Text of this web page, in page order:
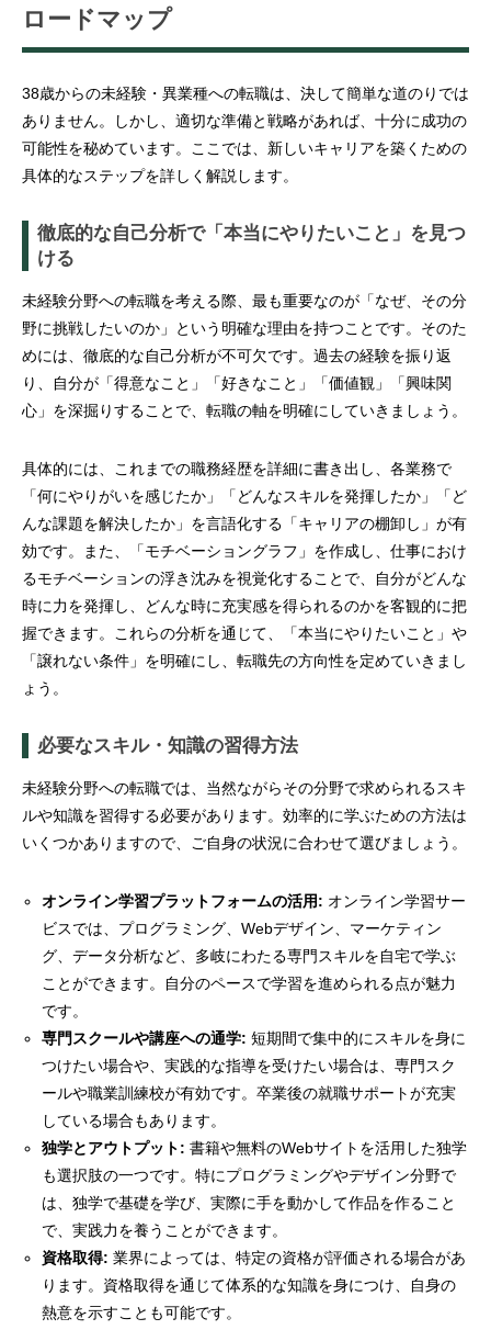
ロードマップ
38歳からの未経験・異業種への転職は、決して簡単な道のりでは
ありません。しかし、適切な準備と戦略があれば、十分に成功の
可能性を秘めています。ここでは、新しいキャリアを築くための
具体的なステップを詳しく解説します。
徹底的な自己分析で「本当にやりたいこと」を見つ
ける
未経験分野への転職を考える際、最も重要なのが「なぜ、その分
野に挑戦したいのか」という明確な理由を持つことです。そのた
めには、徹底的な自己分析が不可欠です。過去の経験を振り返
り、自分が「得意なこと」「好きなこと」「価値観」「興味関
心」を深掘りすることで、転職の軸を明確にしていきましょう。
具体的には、これまでの職務経歴を詳細に書き出し、各業務で
「何にやりがいを感じたか」「どんなスキルを発揮したか」「ど
んな課題を解決したか」を言語化する「キャリアの棚卸し」が有
効です。また、「モチベーショングラフ」を作成し、仕事におけ
るモチベーションの浮き沈みを視覚化することで、自分がどんな
時に力を発揮し、どんな時に充実感を得られるのかを客観的に把
握できます。これらの分析を通じて、「本当にやりたいこと」や
「譲れない条件」を明確にし、転職先の方向性を定めていきまし
ょう。
必要なスキル・知識の習得方法
未経験分野への転職では、当然ながらその分野で求められるスキ
ルや知識を習得する必要があります。効率的に学ぶための方法は
いくつかありますので、ご自身の状況に合わせて選びましょう。
オンライン学習プラットフォームの活用: オンライン学習サー
ビスでは、プログラミング、Webデザイン、マーケティン
グ、データ分析など、多岐にわたる専門スキルを自宅で学ぶ
ことができます。自分のペースで学習を進められる点が魅力
です。
専門スクールや講座への通学: 短期間で集中的にスキルを身に
つけたい場合や、実践的な指導を受けたい場合は、専門スク
ールや職業訓練校が有効です。卒業後の就職サポートが充実
している場合もあります。
独学とアウトプット: 書籍や無料のWebサイトを活用した独学
も選択肢の一つです。特にプログラミングやデザイン分野で
は、独学で基礎を学び、実際に手を動かして作品を作ること
で、実践力を養うことができます。
資格取得: 業界によっては、特定の資格が評価される場合があ
ります。資格取得を通じて体系的な知識を身につけ、自身の
熱意を示すことも可能です。